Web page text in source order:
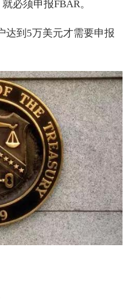
必须申报FBAR。
达到5万美元才需要申报